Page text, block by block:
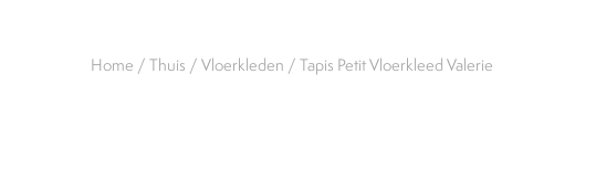
Home / Thuis / Vloerkleden / Tapis Petit Vloerkleed Valerie